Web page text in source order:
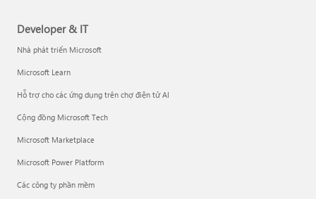
Developer & IT
Nhà phát triển Microsoft
Microsoft Learn
Hỗ trợ cho các ứng dụng trên chợ điện tử AI
Cộng đồng Microsoft Tech
Microsoft Marketplace
Microsoft Power Platform
Các công ty phần mềm